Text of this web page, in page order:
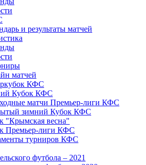
и результаты матчей
матчей
КФС
Кубок КФС
матчи Премьер-лиги КФС
зимний Кубок КФС
"Крымская весна"
Премьер-лиги КФС
турниров КФС
футбола – 2021